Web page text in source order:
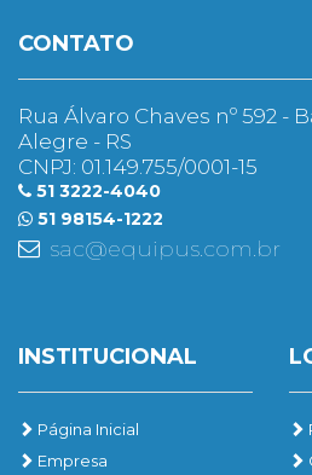
CONTATO
Rua Álvaro Chaves nº 592 -
Alegre - RS
CNPJ: 01.149.755/0001-15
51 3222-4040
51 98154-1222
sac@equipus.com.br
INSTITUCIONAL
Página Inicial
Empresa